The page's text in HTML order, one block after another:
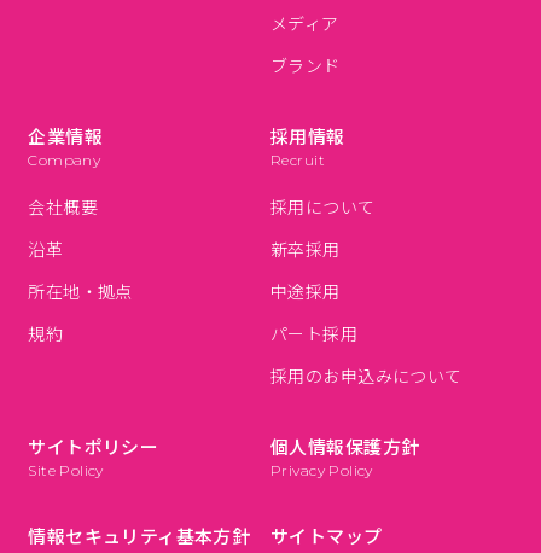
す。この場合、下記の「お問い合せ窓口」までご連絡
〒721-0964 広島県福山市港町1丁目15番27号
メール：privacy@ascon.co.jp
受付時間：10:00～18:00 休業日：土・日・祝日及
せん。
メディア
ブランド
企業情報
Company
会社概要
沿革
所在地・拠点
規約
採用情報
Recruit
採用について
新卒採用
中途採用
パート採用
採用のお申込みについて
サイトポリシー
Site Policy
個人情報保護方針
Privacy Policy
情報セキュリティ基本方針 サイトマップ